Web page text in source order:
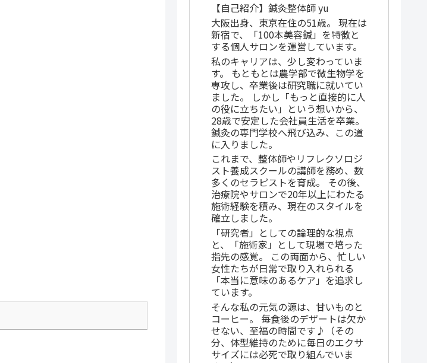
【自己紹介】鍼灸整体師 yu
大阪出身、東京在住の51歳。 現在は
新宿で、「100本美容鍼」を特徴と
する個人サロンを運営しています。
私のキャリアは、少し変わっていま
す。 もともとは農学部で微生物学を
専攻し、卒業後は研究職に就いてい
ました。 しかし「もっと直接的に人
の役に立ちたい」という想いから、
28歳で安定した会社員生活を卒業。
鍼灸の専門学校へ飛び込み、この道
に入りました。
これまで、整体師やリフレクソロジ
スト養成スクールの講師を務め、数
多くのセラピストを育成。 その後、
治療院やサロンで20年以上にわたる
施術経験を積み、現在のスタイルを
確立しました。
「研究者」としての論理的な視点
と、「施術家」として現場で培った
指先の感覚。 この両面から、忙しい
女性たちが日常で取り入れられる
「本当に意味のあるケア」を追求し
ています。
そんな私の元気の源は、甘いものと
コーヒー。 毎食後のデザートは欠か
せない、至福の時間です♪（その
分、体型維持のために毎日のエクサ
サイズには必死で取り組んでいま